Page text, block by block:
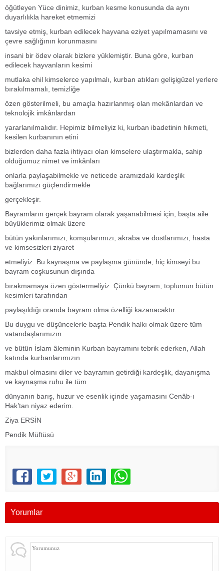
öğütleyen Yüce dinimiz, kurban kesme konusunda da aynı
duyarlılıkla hareket etmemizi
tavsiye etmiş, kurban edilecek hayvana eziyet yapılmamasını ve
çevre sağlığının korunmasını
insani bir ödev olarak bizlere yüklemiştir. Buna göre, kurban
edilecek hayvanların kesimi
mutlaka ehil kimselerce yapılmalı, kurban atıkları gelişigüzel yerlere
bırakılmamalı, temizliğe
özen gösterilmeli, bu amaçla hazırlanmış olan mekânlardan ve
teknolojik imkânlardan
yararlanılmalıdır. Hepimiz bilmeliyiz ki, kurban ibadetinin hikmeti,
kesilen kurbanının etini
bizlerden daha fazla ihtiyacı olan kimselere ulaştırmakla, sahip
olduğumuz nimet ve imkânları
onlarla paylaşabilmekle ve neticede aramızdaki kardeşlik
bağlarımızı güçlendirmekle
gerçekleşir.
Bayramların gerçek bayram olarak yaşanabilmesi için, başta aile
büyüklerimiz olmak üzere
bütün yakınlarımızı, komşularımızı, akraba ve dostlarımızı, hasta
ve kimsesizleri ziyaret
etmeliyiz. Bu kaynaşma ve paylaşma gününde, hiç kimseyi bu
bayram coşkusunun dışında
bırakmamaya özen göstermeliyiz. Çünkü bayram, toplumun bütün
kesimleri tarafından
paylaşıldığı oranda bayram olma özelliği kazanacaktır.
Bu duygu ve düşüncelerle başta Pendik halkı olmak üzere tüm
vatandaşlarımızın
ve bütün İslam âleminin Kurban bayramını tebrik ederken, Allah
katında kurbanlarımızın
makbul olmasını diler ve bayramın getirdiği kardeşlik, dayanışma
ve kaynaşma ruhu ile tüm
dünyanın barış, huzur ve esenlik içinde yaşamasını Cenâb-ı
Hak’tan niyaz ederim.
Ziya ERSİN
Pendik Müftüsü
Yorumlar